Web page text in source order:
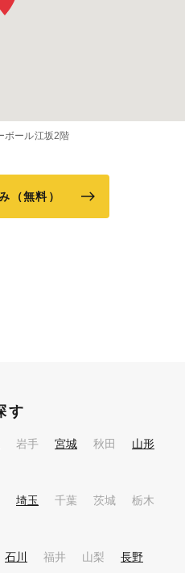
ール江坂2階
（無料）
す
岩手 宮城 秋田 山形
埼玉 千葉 茨城 栃木
石川 福井 山梨 長野